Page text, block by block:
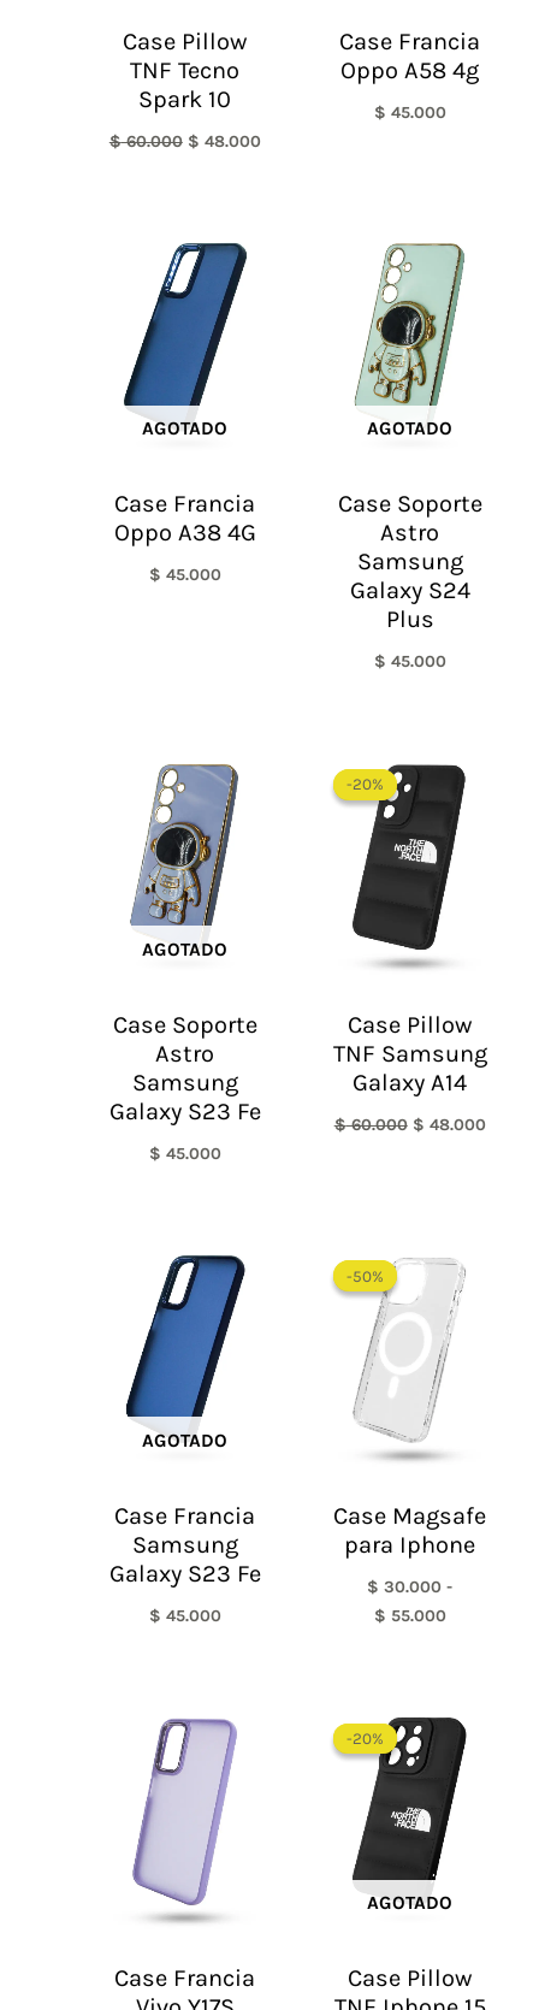
Case Pillow
TNF Tecno
Spark 10
$60.000 $ 48.000
Case Francia
Oppo A58 4g
$ 45.000
AGOTADO
Case Francia
Oppo A38 4G
$ 45.000
AGOTADO
Case Soporte
Astro
Samsung
Galaxy S24
Plus
$ 45.000
AGOTADO
Case Soporte
Astro
Samsung
Galaxy S23 Fe
$ 45.000
-20%
-20%
Case Pillow
TNF Samsung
Galaxy A14
$60.000
precio
original
era:
$ 60.000.
$ 48.000
AGOTADO
Case Francia
Samsung
Galaxy S23 Fe
$ 45.000
-50%
-50%
Case Magsafe
para Iphone
$ 30.000 -
$ 55.000
de
precios:
desde
$ 30.000
hasta
Case Francia
-20%
AGOTADO
-20%
Case Pillow
precio
original
era:
$ 60.000.